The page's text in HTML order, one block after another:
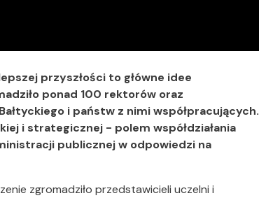
przyszłości to główne idee
ponad 100 rektorów oraz
i państw z nimi współpracujących.
i strategicznej - polem współdziałania
publicznej w odpowiedzi na
zgromadziło przedstawicieli uczelni i